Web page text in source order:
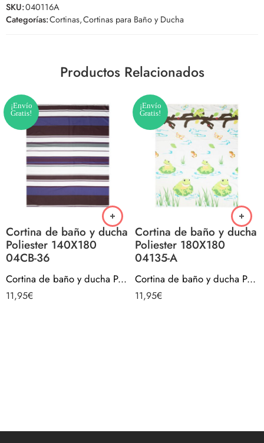
SKU:040116A
Categorías:Cortinas,Cortinas para Baño y Ducha
Productos Relacionados
¡Envío
Gratis!
Cortina de baño y ducha
Poliester 140X180
04CB-36
Cortina de baño y ducha Poliester 140X180 04CB-36
11,95€
¡Envío
Gratis!
Cortina de baño y ducha
Poliester 180X180
04135-A
Cortina de baño y ducha Poliester 180X180 04135-A
11,95€